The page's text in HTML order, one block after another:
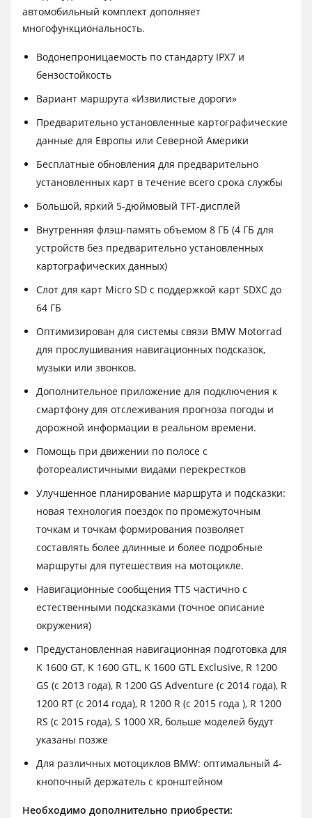
автомобильный комплект дополняет
многофункциональность.
Водонепроницаемость по стандарту IPX7 и
бензостойкость
Вариант маршрута «Извилистые дороги»
Предварительно установленные картографические
данные для Европы или Северной Америки
Бесплатные обновления для предварительно
установленных карт в течение всего срока службы
Большой, яркий 5-дюймовый TFT-дисплей
Внутренняя флэш-память объемом 8 ГБ (4 ГБ для
устройств без предварительно установленных
картографических данных)
Слот для карт Micro SD с поддержкой карт SDXC до
64 ГБ
Оптимизирован для системы связи BMW Motorrad
для прослушивания навигационных подсказок,
музыки или звонков.
Дополнительное приложение для подключения к
смартфону для отслеживания прогноза погоды и
дорожной информации в реальном времени.
Помощь при движении по полосе с
фотореалистичными видами перекрестков
Улучшенное планирование маршрута и подсказки:
новая технология поездок по промежуточным
точкам и точкам формирования позволяет
составлять более длинные и более подробные
маршруты для путешествия на мотоцикле.
Навигационные сообщения TTS частично с
естественными подсказками (точное описание
окружения)
Предустановленная навигационная подготовка для
K 1600 GT, K 1600 GTL, K 1600 GTL Exclusive, R 1200
GS (с 2013 года), R 1200 GS Adventure (с 2014 года), R
1200 RT (с 2014 года), R 1200 R (с 2015 года ), R 1200
RS (с 2015 года), S 1000 XR, больше моделей будут
указаны позже
Для различных мотоциклов BMW: оптимальный 4-
кнопочный держатель с кронштейном
Необходимо дополнительно приобрести: